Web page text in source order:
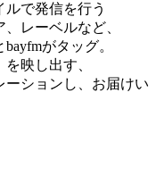
で発信を行う
レーベルなど、
がタッグ。
映し出す、
ーションし、お届けい